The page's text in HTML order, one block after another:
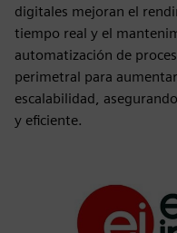
digitales mejoran el
tiempo real y el
automatización de
perimetral para
escalabilidad,
y eficiente.